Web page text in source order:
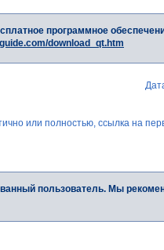
программное
download_qt.htm
или полностью, ссылка на
пользователь. Мы